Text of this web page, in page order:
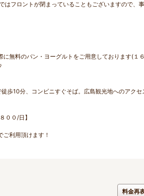
フロントが閉まっていることもございますので、
無料のパン・ヨーグルトをご用意しております(１
歩10分、コンビニすぐそば。広島観光地へのアクセ
００/日】
利用頂けます！
料金再